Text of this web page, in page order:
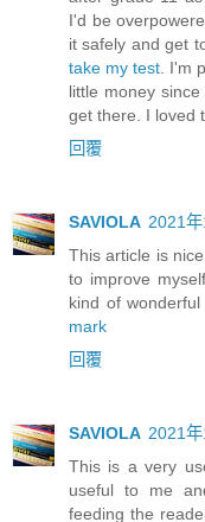
I'd be
it safely and get
take my test . I'm
little money
get there. I loved
回覆
SAVIOLA 2021
This article is
to improve
kind of
mark
回覆
SAVIOLA 2021
This is a very
useful to me
feeding the